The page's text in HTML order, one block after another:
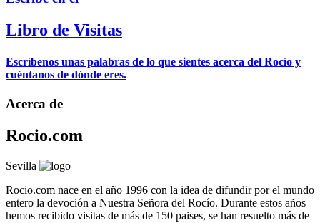
Libro de Visitas
Escríbenos unas palabras de lo que sientes acerca del Rocío y
cuéntanos de dónde eres.
Acerca de
Rocio.com
Sevilla
Rocio.com nace en el año 1996 con la idea de difundir por el mundo
entero la devoción a Nuestra Señora del Rocío. Durante estos años
hemos recibido visitas de más de 150 paises, se han resuelto más de